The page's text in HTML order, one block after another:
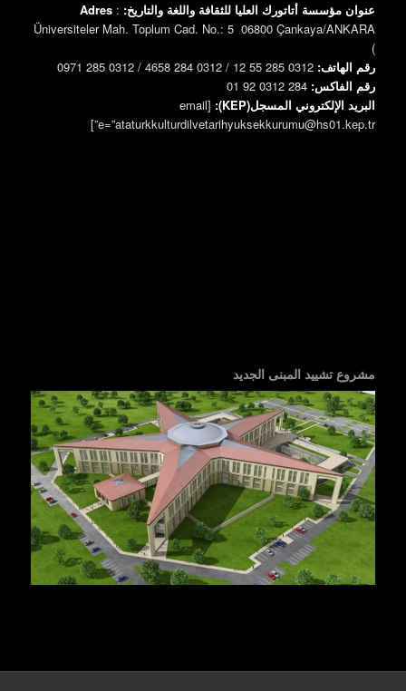
عنوان مؤسسة أتاتورك العليا للثقافة واللغة والتاريخ:
Adres :
Üniversiteler Mah. Toplum Cad. No.: 5 06800 Çankaya/ANKARA
)
رقم الهاتف:
رقم الفاكس:
البريد الإلكتروني المسجل(KEP):
[email
e=”ataturkkulturdilvetarihyuksekkurumu@hs01.kep.tr”]
مشروع تشييد المبنى الجديد